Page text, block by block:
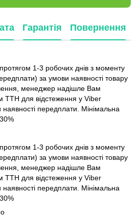
Гарантія Повернення
1-3 робочих днів з моменту
за умови наявності товару
менеджер надішле Вам
ТТН для відстеження у Viber
наявності передплати. Мінімальна
1-3 робочих днів з моменту
за умови наявності товару
менеджер надішле Вам
ТТН для відстеження у Viber
наявності передплати. Мінімальна